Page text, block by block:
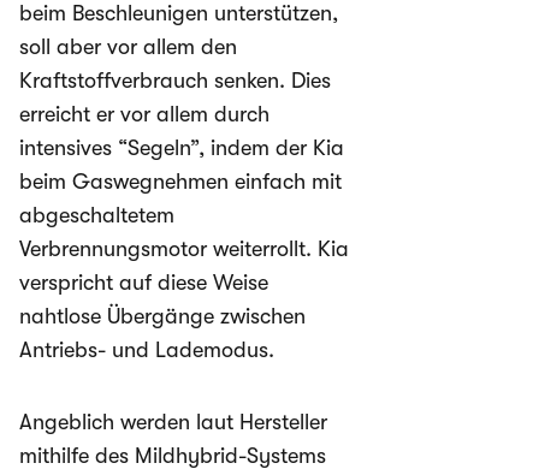
beim Beschleunigen unterstützen,
soll aber vor allem den
Kraftstoffverbrauch senken. Dies
erreicht er vor allem durch
intensives “Segeln”, indem der Kia
beim Gaswegnehmen einfach mit
abgeschaltetem
Verbrennungsmotor weiterrollt. Kia
verspricht auf diese Weise
nahtlose Übergänge zwischen
Antriebs- und Lademodus.
Angeblich werden laut Hersteller
mithilfe des Mildhybrid-Systems